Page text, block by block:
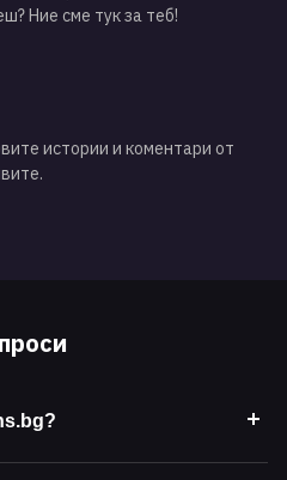
Ние сме тук за теб!
истории и коментари от